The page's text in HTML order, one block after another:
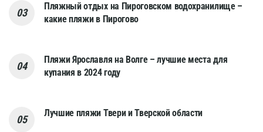
Пляжный отдых на Пироговском водохранилище –
какие пляжи в Пирогово
Пляжи Ярославля на Волге – лучшие места для
купания в 2024 году
Лучшие пляжи Твери и Тверской области